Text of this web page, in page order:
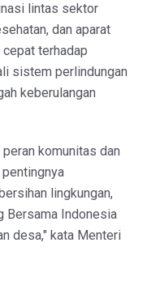
lintas sektor
dan aparat
terhadap
sistem perlindungan
keberulangan
komunitas dan
lingkungan,
Bersama Indonesia
desa," kata Menteri